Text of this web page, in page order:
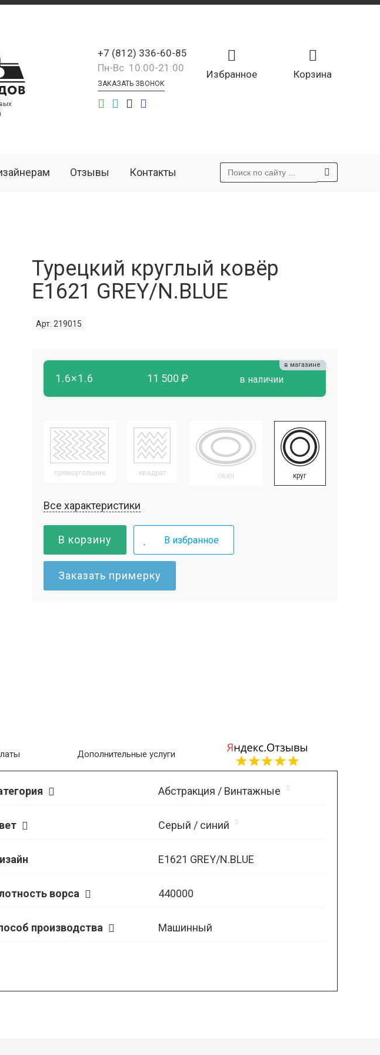
Корзина
Избранное
+7 (812) 336-60-85
Пн-Вс 10:00-21:00
ЗАКАЗАТЬ ЗВОНОК
Отзывы Контакты
Турецкий круглый ковёр
E1621 GREY/N.BLUE
Арт. 219015
1.6×1.6 11 500 ₽ в наличии
в магазине
прямоугольник квадрат овал круг
Все характеристики
В корзину В избранное
Заказать примерку
Абстракция / Винтажные
Серый / синий
E1621 GREY/N.BLUE
ворса 440000
производства Машинный
Дополнительные услуги